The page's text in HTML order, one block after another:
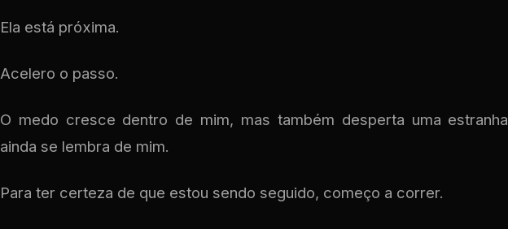
Ela está próxima.
Acelero o passo.
O medo cresce dentro de mim, mas também desperta uma
ainda se lembra de mim.
Para ter certeza de que estou sendo seguido, começo a correr.